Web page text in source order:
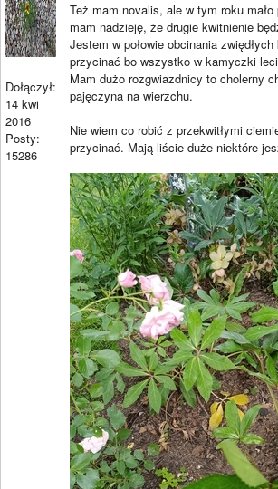
Dołączył:
14 kwi
2016
Posty:
15286
Też mam novalis, ale w tym roku mało
mam nadzieję, że drugie kwitnienie
Jestem w połowie obcinania
przycinać bo wszystko w kamyczki
Mam dużo rozgwiazdnicy to cholerny
pajęczyna na wierzchu.
Nie wiem co robić z przekwitłymi
przycinać. Mają liście duże niektóre